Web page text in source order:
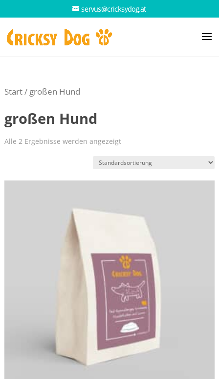
servus@cricksydog.at
Start/ großen Hund
großen Hund
Alle 2 Ergebnisse werden angezeigt